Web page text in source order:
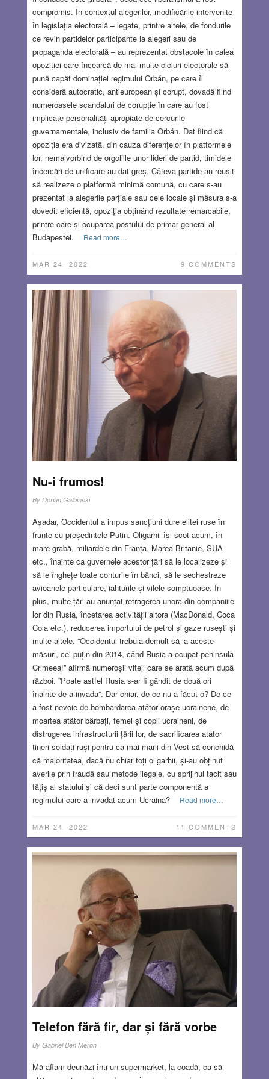
compromis. În contextul alegerilor, modificările intervenite
în legislația electorală – legate, printre altele, de fondurile
ce revin partidelor participante la alegeri sau de
propaganda electorală – au reprezentat obstacole în calea
opoziției care încearcă de mai multe cicluri electorale să
pună capăt dominației regimului Orbán, pe care îl
consideră autocratic, antieuropean și corupt, dovadă fiind
numeroasele scandaluri de corupție în care au fost
implicate personalități apropiate de cercurile
guvernamentale, inclusiv de familia Orbán. Dat fiind că
opoziția era divizată, din cauza diferențelor în platformele
lor, nemaivorbind de orgoliile unor lideri de partid, timidele
încercări de unificare au dat greș. Câteva partide au reușit
să realizeze o platformă minimă comună, cu care s-au
prezentat la alegerile parțiale sau cele locale și măsura s-a
dovedit eficientă, opoziția obținând rezultate remarcabile,
printre care și ocuparea postului de primar general al
Budapestei.
Read more…
MAR 24, 2022 9 COMMENTS
Nu-i frumos!
By Dorian Galbinski
Așadar, Occidentul a impus sancțiuni dure elitei ruse în
frunte cu președintele Putin. Oligarhii își scot acum, în
mare grabă, miliardele din Franța, Marea Britanie, SUA
etc., înainte ca guvernele acestor țări să le localizeze și
să le înghețe toate conturile în bănci, să le sechestreze
avioanele particulare, iahturile și vilele somptuoase. În
plus, multe țări au anunțat retragerea unora din companiile
lor din Rusia, încetarea activității altora (MacDonald, Coca
Cola etc.), reducerea importului de petrol și gaze rusești și
multe altele. ”Occidentul trebuia demult să ia aceste
măsuri, cel puțin din 2014, când Rusia a ocupat peninsula
Crimeea!” afirmă numeroșii viteji care se arată acum după
război. ”Poate astfel Rusia s-ar fi gândit de două ori
înainte de a invada”. Dar chiar, de ce nu a făcut-o? De ce
a fost nevoie de bombardarea atâtor orașe ucrainene, de
moartea atâtor bărbați, femei și copii ucraineni, de
distrugerea infrastructurii țării lor, de sacrificarea atâtor
tineri soldați ruși pentru ca mai marii din Vest să conchidă
că majoritatea, dacă nu chiar toți oligarhii, și-au obținut
averile prin fraudă sau metode ilegale, cu sprijinul tacit sau
fățiș al statului și că deci sunt parte componentă a
regimului care a invadat acum Ucraina?
Read more…
MAR 24, 2022 11 COMMENTS
Telefon fără fir, dar și fără vorbe
By Gabriel Ben Meron
Mă aflam deunăzi într-un supermarket, la coadă, ca să